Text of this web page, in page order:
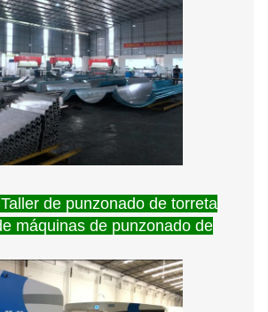
Taller de punzonado de torreta
máquinas de punzonado de